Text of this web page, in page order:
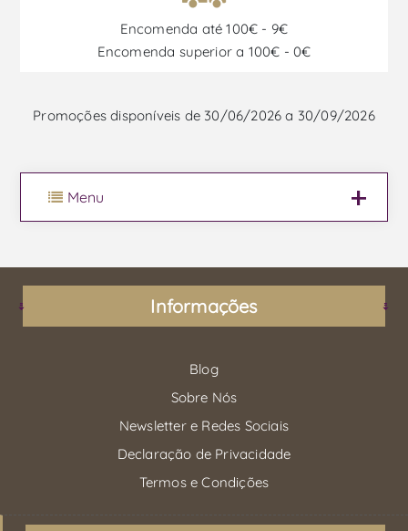
Encomenda até 100€ - 9€
Encomenda superior a 100€ - 0€
Promoções disponíveis de 30/06/2026 a 30/09/2026
Menu
Informações
Blog
Sobre Nós
Newsletter e Redes Sociais
Declaração de Privacidade
Termos e Condições